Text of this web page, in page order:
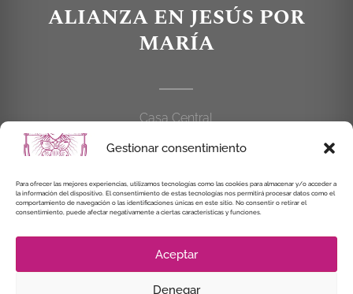
Gestionar consentimiento
Para ofrecer las mejores experiencias, utilizamos tecnologías como las cookies para almacenar y/o acceder a
la información del dispositivo. El consentimiento de estas tecnologías nos permitirá procesar datos como el
comportamiento de navegación o las identificaciones únicas en este sitio. No consentir o retirar el
consentimiento, puede afectar negativamente a ciertas características y funciones.
Aceptar
Denegar
ALIANZA EN JESÚS POR
MARÍA
Casa Central
914 462 114
alianzaenjesuspormaria@gmail.com